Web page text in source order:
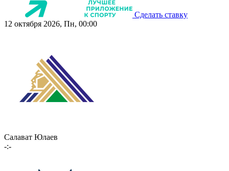
Сделать ставку
12 октября 2026, Пн, 00:00
Салават Юлаев
-:-